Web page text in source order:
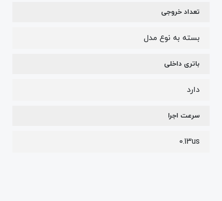
تعداد خروجی
بسته به نوع مدل
باتری داخلی
دارد
سرعت اجرا
0.13us